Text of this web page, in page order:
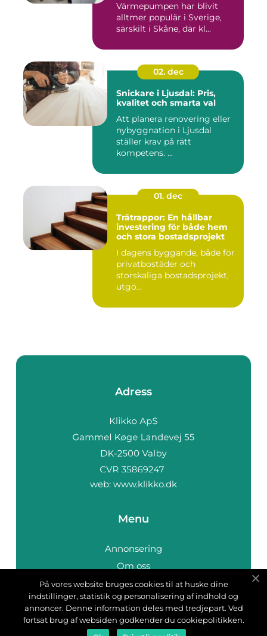
Värmepumpen har blivit
alltmer populär i Sverige,
särskilt i Skåne, där kl...
02. dec
Snickare i Ljusdal: Pris,
kvalitet och smarta val
Att planera renovering eller
nybyggnation i Ljusdal
ställer krav på rätt
kompetens. ...
01. dec
Trätrappor: En hållbar
investering för både hem
och stora bostadsprojekt
I dagens byggande, både för
privatbostäder och
storskaliga bostadsprojekt,
utgö...
Adress
web: www.klikko.dk
Menu
Annonsering
Om oss
Cookies
Kontakta oss
Sitemap
På vores website bruges cookies til at huske dine
indstillinger, statistik og personalisering af indhold og
annoncer. Denne information deles med tredjepart. Ved
fortsat brug af websiden godkender du cookiepolitikken.